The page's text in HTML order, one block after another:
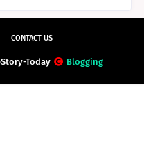
CONTACT US
Today Blogging